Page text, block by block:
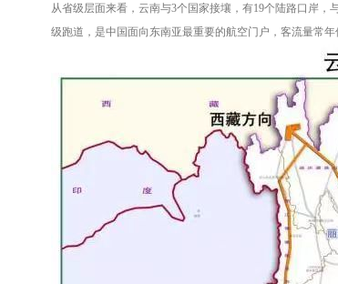
从省级层面来看，云南与3个国家接壤，有19个陆路口岸
级跑道，是中国面向东南亚最重要的航空门户，客流量常年